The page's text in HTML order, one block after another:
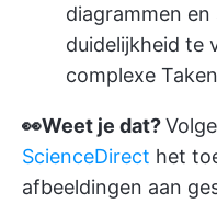
diagrammen
duidelijkheid te
complexe Taken
👀Weet je dat?
ScienceDirect het
afbeeldingen aan